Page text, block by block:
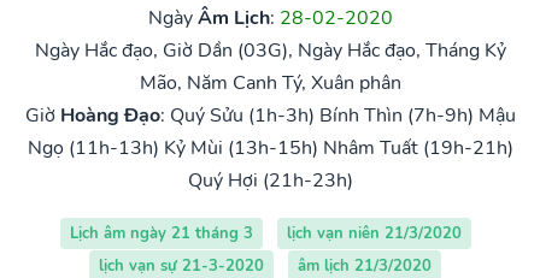
NgàyÂm Lịch: 28-02-2020
Ngày Hắc đạo, Giờ Dần (03G), Ngày Hắc đạo, Tháng Kỷ
Mão, Năm Canh Tý, Xuân phân
Giờ Hoàng Đạo: Quý Sửu (1h-3h) Bính Thìn (7h-9h) Mậu
Ngọ (11h-13h) Kỷ Mùi (13h-15h) Nhâm Tuất (19h-21h)
Quý Hợi (21h-23h)
Lịch âm ngày 21 tháng 3
lịch vạn niên 21/3/2020
lịch vạn sự 21-3-2020
âm lịch 21/3/2020